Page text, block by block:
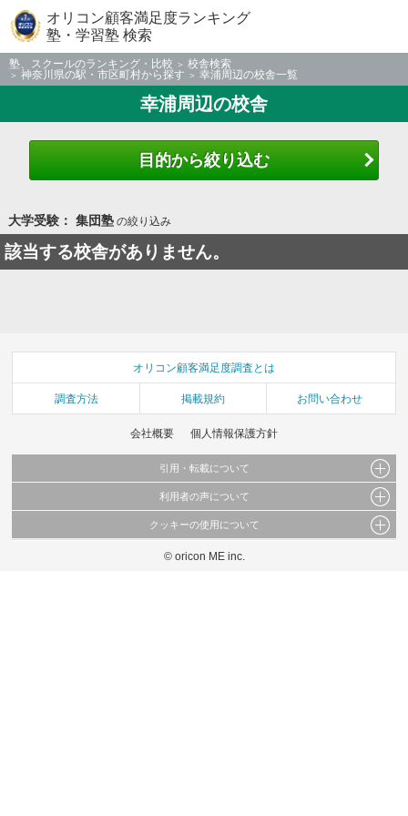
オリコン顧客満足度ランキング
塾・学習塾 検索
塾、スクールのランキング・比較
校舎検索
神奈川県の駅・市区町村から探す
幸浦周辺の校舎一覧
幸浦周辺の校舎
目的から絞り込む
大学受験： 集団塾の絞り込み
該当する校舎がありません。
オリコン顧客満足度調査とは
調査方法 掲載規約 お問い合わせ
会社概要 個人情報保護方針
引用・転載について
当サイトで公開されている情報（文字、写真、イラスト、画像データ等）及びこれらの配
これらの情報を権利者の許可なく無断転載・複製などの二次利用を行うことは固く禁じて
利用者の声について
当サイトに掲載している内容はすべてサービスの利用者が提出された見解・感想です。
弊社の見解・ 意見ではないことをご理解いただいた上でご覧ください。
クッキーの使用について
このサイトでは Cookie を使用して、ユーザーに合わせたコンテンツや広告の表示、ソー
© oricon ME inc.